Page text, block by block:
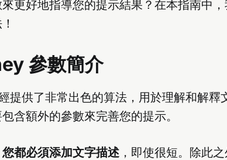
更好地指導您的提示結果？在本指南中
參數簡介
提供了非常出色的算法，用於理解和解釋
含額外的參數來完善您的提示。
您都必須添加文字描述 ，即使很短。除此之